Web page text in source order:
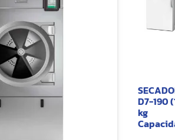
D7-190
kg